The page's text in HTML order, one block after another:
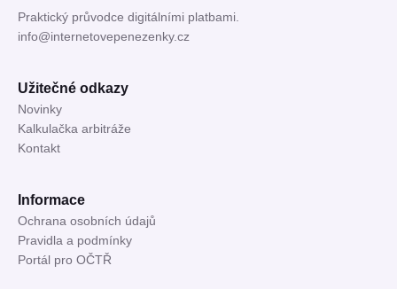
Praktický průvodce digitálními platbami.
info@internetovepenezenky.cz
Užitečné odkazy
Novinky
Kalkulačka arbitráže
Kontakt
Informace
Ochrana osobních údajů
Pravidla a podmínky
Portál pro OČTŘ